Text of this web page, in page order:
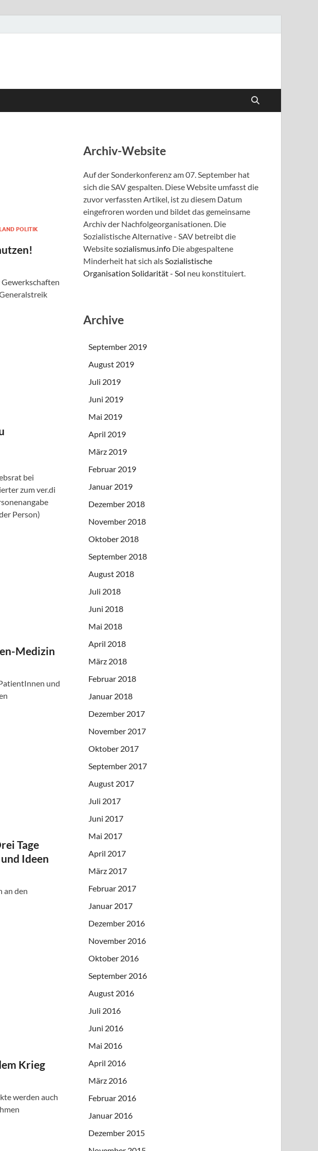
POLITIK
bei
zum ver.di
Person)
Medizin
und
Tage
Ideen
an den
Krieg
werden auch
Archiv-Website
Auf der Sonderkonferenz am 07. September hat
sich die SAV gespalten. Diese Website umfasst die
zuvor verfassten Artikel, ist zu diesem Datum
eingefroren worden und bildet das gemeinsame
Archiv der Nachfolgeorganisationen. Die
Sozialistische Alternative - SAV betreibt die
Websitesozialismus.info Die abgespaltene
Minderheit hat sich alsSozialistische
Organisation Solidarität - Sol neu konstituiert.
Archive
September 2019
August 2019
Juli 2019
Juni 2019
Mai 2019
April 2019
März 2019
Februar 2019
Januar 2019
Dezember 2018
November 2018
Oktober 2018
September 2018
August 2018
Juli 2018
Juni 2018
Mai 2018
April 2018
März 2018
Februar 2018
Januar 2018
Dezember 2017
November 2017
Oktober 2017
September 2017
August 2017
Juli 2017
Juni 2017
Mai 2017
April 2017
März 2017
Februar 2017
Januar 2017
Dezember 2016
November 2016
Oktober 2016
September 2016
August 2016
Juli 2016
Juni 2016
Mai 2016
April 2016
März 2016
Februar 2016
Januar 2016
Dezember 2015